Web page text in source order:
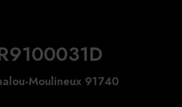
Moulineux 91740